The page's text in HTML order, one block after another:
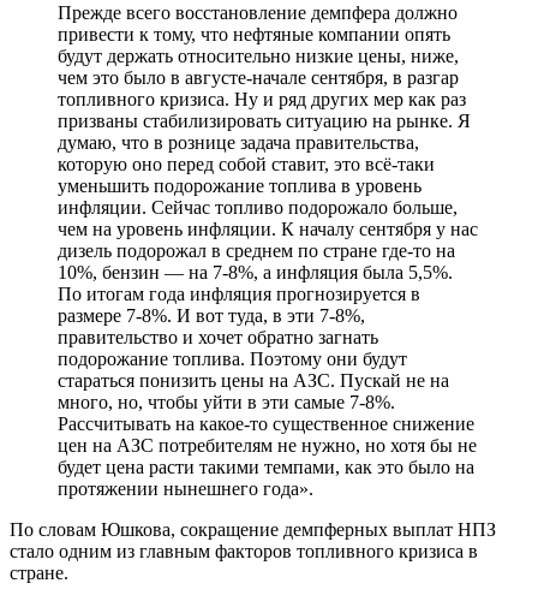
Прежде всего восстановление демпфера должно
привести к тому, что нефтяные компании опять
будут держать относительно низкие цены, ниже,
чем это было в августе-начале сентября, в разгар
топливного кризиса. Ну и ряд других мер как раз
призваны стабилизировать ситуацию на рынке. Я
думаю, что в рознице задача правительства,
которую оно перед собой ставит, это всё-таки
уменьшить подорожание топлива в уровень
инфляции. Сейчас топливо подорожало больше,
чем на уровень инфляции. К началу сентября у нас
дизель подорожал в среднем по стране где-то на
10%, бензин — на 7-8%, а инфляция была 5,5%.
По итогам года инфляция прогнозируется в
размере 7-8%. И вот туда, в эти 7-8%,
правительство и хочет обратно загнать
подорожание топлива. Поэтому они будут
стараться понизить цены на АЗС. Пускай не на
много, но, чтобы уйти в эти самые 7-8%.
Рассчитывать на какое-то существенное снижение
цен на АЗС потребителям не нужно, но хотя бы не
будет цена расти такими темпами, как это было на
протяжении нынешнего года».
По словам Юшкова, сокращение демпферных выплат НПЗ
стало одним из главным факторов топливного кризиса в
стране.